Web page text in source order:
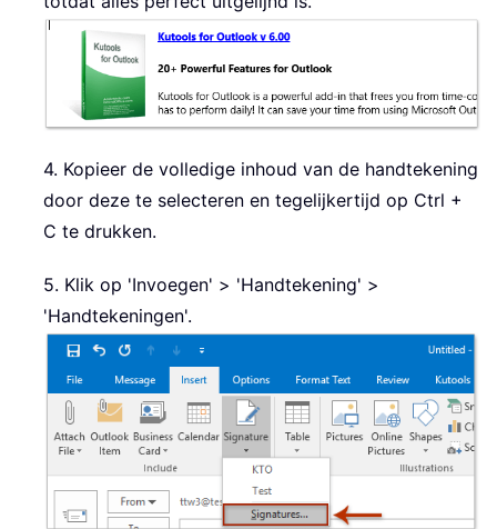
4. Kopieer de volledige inhoud van de handtekening
door deze te selecteren en tegelijkertijd op Ctrl +
C te drukken.
5. Klik op 'Invoegen' > 'Handtekening' >
'Handtekeningen'.